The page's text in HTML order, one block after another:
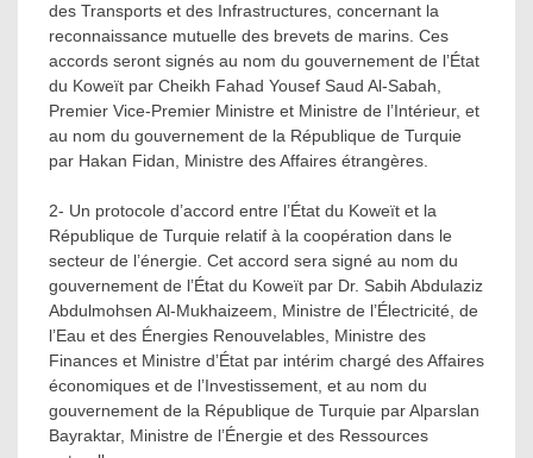
des Transports et des Infrastructures, concernant la
reconnaissance mutuelle des brevets de marins. Ces
accords seront signés au nom du gouvernement de l’État
du Koweït par Cheikh Fahad Yousef Saud Al-Sabah,
Premier Vice-Premier Ministre et Ministre de l’Intérieur, et
au nom du gouvernement de la République de Turquie
par Hakan Fidan, Ministre des Affaires étrangères.
2- Un protocole d’accord entre l’État du Koweït et la
République de Turquie relatif à la coopération dans le
secteur de l’énergie. Cet accord sera signé au nom du
gouvernement de l’État du Koweït par Dr. Sabih Abdulaziz
Abdulmohsen Al-Mukhaizeem, Ministre de l’Électricité, de
l’Eau et des Énergies Renouvelables, Ministre des
Finances et Ministre d’État par intérim chargé des Affaires
économiques et de l’Investissement, et au nom du
gouvernement de la République de Turquie par Alparslan
Bayraktar, Ministre de l’Énergie et des Ressources